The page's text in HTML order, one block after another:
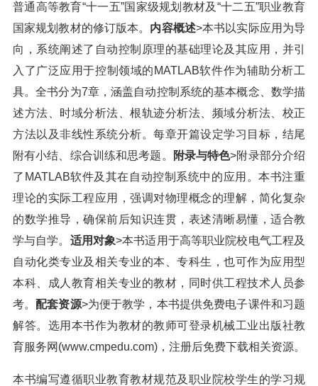
普通高等教育“十一五”国家级规划教材及“十二五”职业教育
国家规划教材的修订版本。 内容概述>本书以实际应用为导
向，系统阐述了自动控制原理的基础理论及其应用，并引
入了广泛应用于控制领域的MATLAB软件作为辅助分析工
具。全书分为7章，涵盖自动控制系统的基本概念、数学描
述方法、时域分析法、根轨迹分析法、频域分析法、校正
方法以及非线性系统分析。每章开篇设定学习目标，结尾
附有小结、综合训练和思考题。
附录与特色>附录部分介绍
了MATLAB软件及其在自动控制系统中的应用。本书注重
理论的实际工程应用，强调对物理概念的理解，简化复杂
的数学推导，确保前后知识连贯，表述清晰易懂，适合教
学与自学。 适用对象>本书适用于高等职业院校电气工程及
自动化类专业及相关专业的本、专科生，也可作为应用型
本科、成人教育相关专业的教材，同时供工程技术人员参
考。配套资源>为便于教学，本书提供免费电子课件和习题
解答。选用本书作为教材的教师可登录机械工业出版社教
育服务网(www.cmpedu.com)，注册后免费下载相关资源。
本书编写遵循职业教育教材规范及职业院校学生的学习规